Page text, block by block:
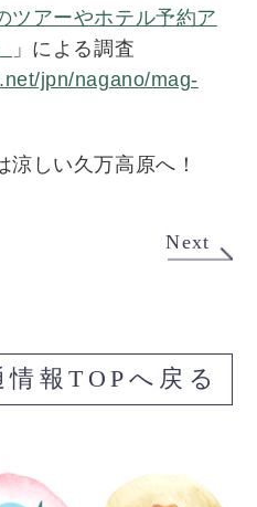
ツアーやホテル予約ア
」による調査
jpn/nagano/mag-
涼しい久万高原へ！
Next
報TOPへ戻る